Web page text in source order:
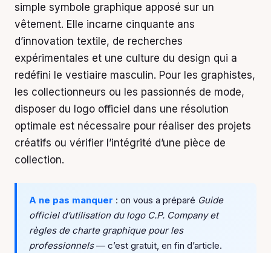
simple symbole graphique apposé sur un
vêtement. Elle incarne cinquante ans
d’innovation textile, de recherches
expérimentales et une culture du design qui a
redéfini le vestiaire masculin. Pour les graphistes,
les collectionneurs ou les passionnés de mode,
disposer du logo officiel dans une résolution
optimale est nécessaire pour réaliser des projets
créatifs ou vérifier l’intégrité d’une pièce de
collection.
A ne pas manquer : on vous a préparé Guide
officiel d’utilisation du logo C.P. Company et
règles de charte graphique pour les
professionnels— c’est gratuit, en fin d’article.